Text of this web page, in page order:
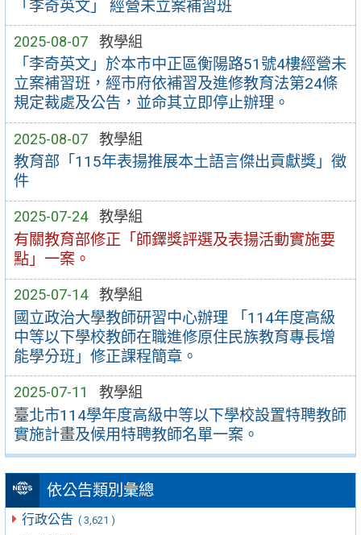
「李奇英文」 經營未立案補習班
2025-08-07 教學組
「李奇英文」於本市中正區衡陽路51號4樓經營未
立案補習班，經市府依補習及進修教育法第24條
規定裁處及公告，並命其立即停止辦理。
2025-08-07 教學組
教育部「115年表揚推展本土語言傑出貢獻獎」徵
件
2025-07-24 教學組
有關教育部修正「師鐸獎評選及表揚活動實施要
點」一案。
2025-07-14 教學組
國立政治大學教師研習中心辦理 「114年度高級
中等以下學校教師在職進修原住民族教育專長增
能學分班」修正課程簡章。
2025-07-11 教學組
臺北市114學年度高級中等以下學校設置特聘教師
實施計畫及候用特聘教師名單一案。
依公告類別彙總
行政公告 ( 3,621 )